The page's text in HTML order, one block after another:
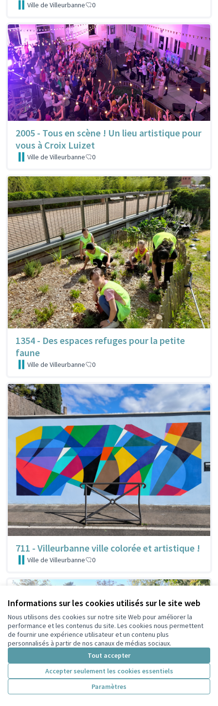
Informations sur les cookies utilisés sur le site web
Nous utilisons des cookies sur notre site Web pour améliorer la
performance et les contenus du site. Les cookies nous permettent
de fournir une expérience utilisateur et un contenu plus
personnalisés à partir de nos canaux de médias sociaux.
Tout accepter
Accepter seulement les cookies essentiels
Paramètres
Ville de Villeurbanne 0
2005 - Tous en scène ! Un lieu artistique pour
vous à Croix Luizet
Ville de Villeurbanne 0
1354 - Des espaces refuges pour la petite
faune
Ville de Villeurbanne 0
711 - Villeurbanne ville colorée et artistique !
Ville de Villeurbanne 0